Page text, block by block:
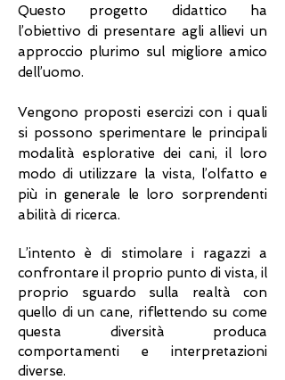
Questo progetto didattico ha
l’obiettivo di presentare agli allievi un
approccio plurimo sul migliore amico
dell’uomo.
Vengono proposti esercizi con i quali
si possono sperimentare le principali
modalità esplorative dei cani, il loro
modo di utilizzare la vista, l’olfatto e
più in generale le loro sorprendenti
abilità di ricerca.
L’intento è di stimolare i ragazzi a
confrontare il proprio punto di vista, il
proprio sguardo sulla realtà con
quello di un cane, riflettendo su come
questa diversità produca
comportamenti e interpretazioni
diverse.